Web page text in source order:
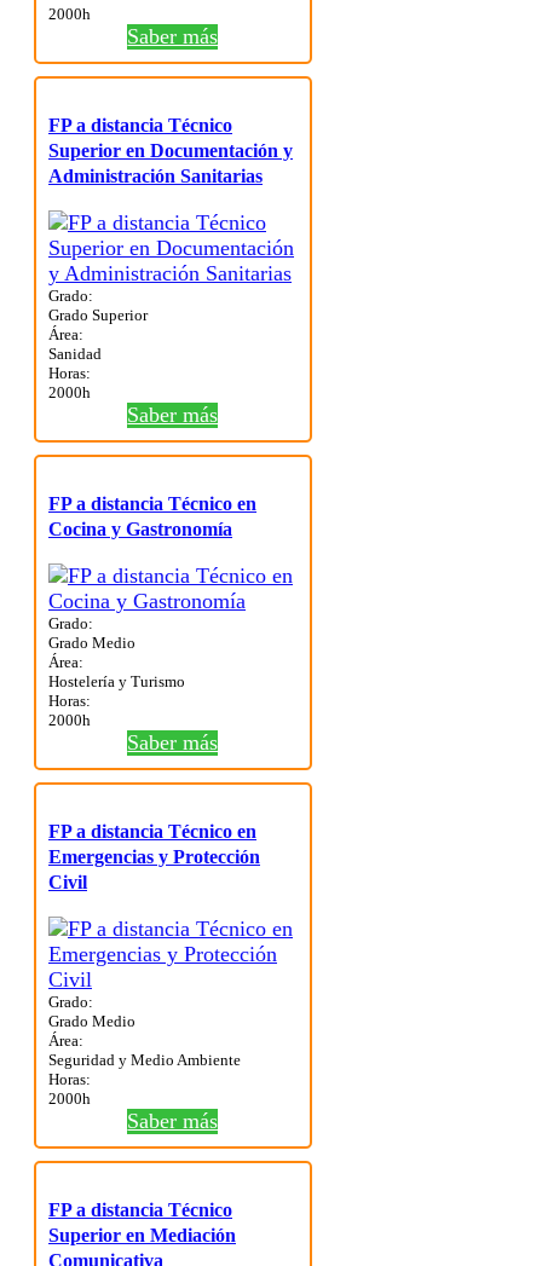
2000h
Saber más
FP a distancia Técnico
Superior en Documentación y
Administración Sanitarias
Grado:
Grado Superior
Área:
Sanidad
Horas:
2000h
Saber más
FP a distancia Técnico en
Cocina y Gastronomía
Grado:
Grado Medio
Área:
Hostelería y Turismo
Horas:
2000h
Saber más
FP a distancia Técnico en
Emergencias y Protección
Civil
Grado:
Grado Medio
Área:
Seguridad y Medio Ambiente
Horas:
2000h
Saber más
FP a distancia Técnico
Superior en Mediación
Comunicativa